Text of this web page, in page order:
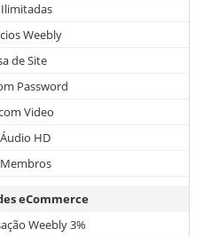
Weebly
de Site
Password
Video
HD
eCommerce
Weebly 3%